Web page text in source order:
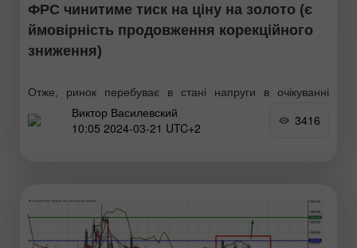
ФРС чинитиме тиск на ціну на золото (є
ймовірність продовження корекційного
зниження)
Отже, ринок перебуває в стані напруги в очікуванні
прозорості перспектив старту зниження відсоткових
ставок Федрезервом. Будь-які порожні та позбавлені
Виктор Василевский
10:05 2024-03-21 UTC+2
3416